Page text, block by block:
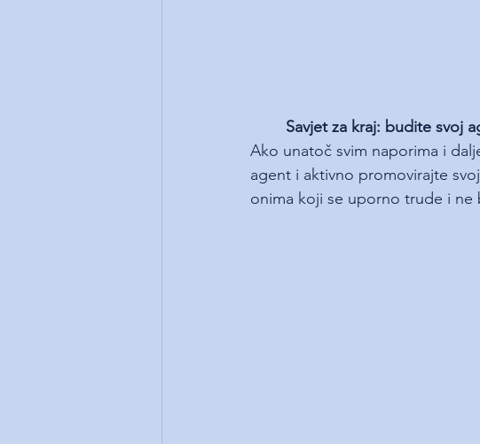
Savjet za kraj: budite svoj
Ako unatoč svim naporima i
agent i aktivno promovirajte
onima koji se uporno trude i ne